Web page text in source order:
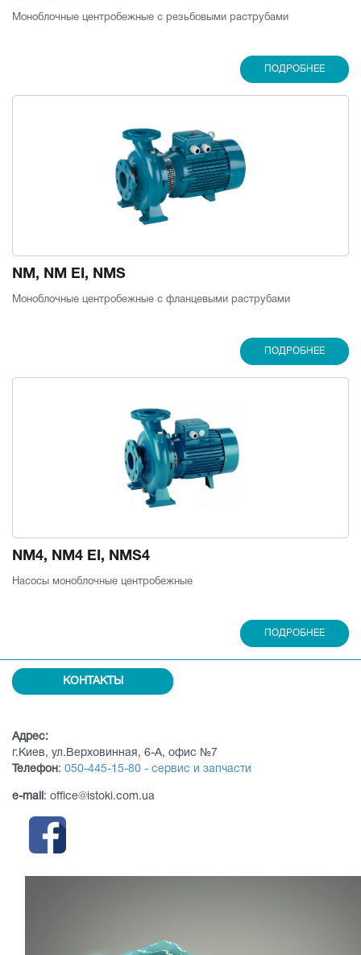
Моноблочные центробежные с резьбовыми раструбами
ПОДРОБНЕЕ
NM, NM EI, NMS
Моноблочные центробежные с фланцевыми раструбами
ПОДРОБНЕЕ
NM4, NM4 EI, NMS4
Насосы моноблочные центробежные
ПОДРОБНЕЕ
КОНТАКТЫ
Адрес:
г.Киев, ул.Верховинная, 6-А, офис №7
Телефон: 050-445-15-80 - сервис и запчасти
e-mail : office@istoki.com.ua